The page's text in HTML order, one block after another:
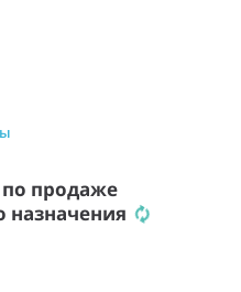
продаже
назначения